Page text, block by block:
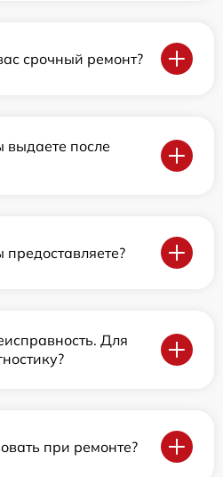
срочный ремонт?
после
Для
при ремонте?